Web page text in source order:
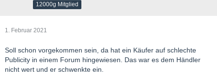
12000g Mitglied
1. Februar 2021
Soll schon vorgekommen sein, da hat ein Käufer auf schlechte
Publicity in einem Forum hingewiesen. Das war es dem Händler
nicht wert und er schwenkte ein.